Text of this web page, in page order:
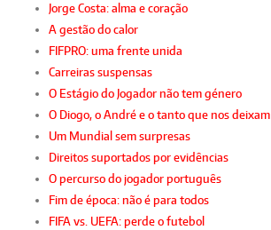
Jorge Costa: alma e coração
A gestão do calor
FIFPRO: uma frente unida
Carreiras suspensas
O Estágio do Jogador não tem género
O Diogo, o André e o tanto que nos deixam
Um Mundial sem surpresas
Direitos suportados por evidências
O percurso do jogador português
Fim de época: não é para todos
FIFA vs. UEFA: perde o futebol